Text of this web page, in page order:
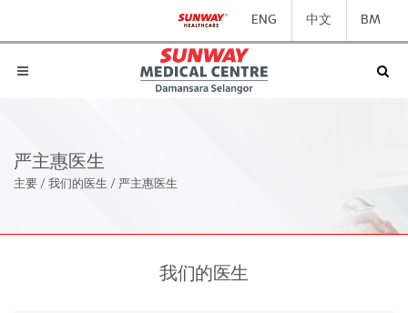
ENG 中文 BM
严主惠医生
主要 / 我们的医生 / 严主惠医生
我们的医生